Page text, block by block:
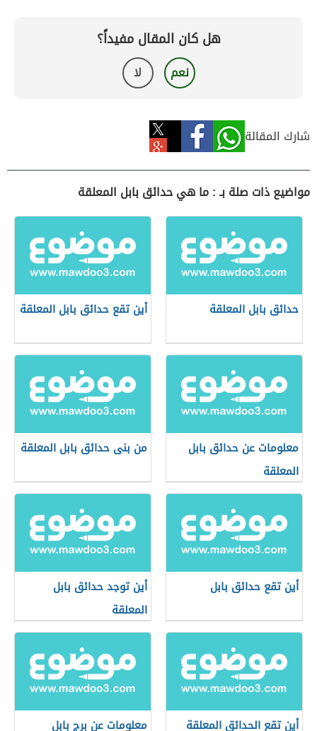
هل كان المقال مفيداً؟
نعم لا
شارك المقالة
مواضيع ذات صلة بـ : ما هي حدائق بابل المعلقة
حدائق بابل المعلقة أين تقع حدائق بابل المعلقة
معلومات عن حدائق بابل
المعلقة
من بنى حدائق بابل المعلقة
أين تقع حدائق بابل
أين توجد حدائق بابل
المعلقة
أين تقع الحدائق المعلقة معلومات عن برج بابل